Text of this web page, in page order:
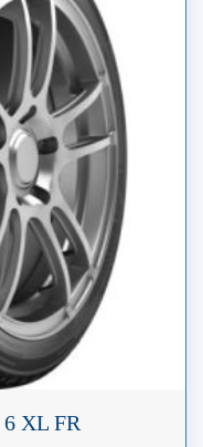
XL FR